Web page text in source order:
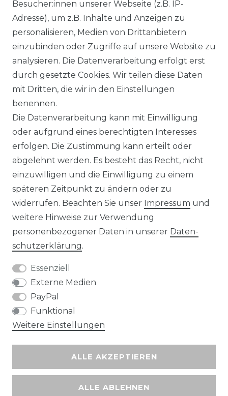
WIDERRUFSRECHT
IMPRESSUM
KONTAKT
Unsere Zahlungsmöglichkeiten
Wir versenden mit
Besucher:innen unserer Webseite (z.B. IP-
Adresse), um z.B. Inhalte und Anzeigen zu
personalisieren, Medien von Drittanbietern
einzubinden oder Zugriffe auf unsere Website zu
analysieren. Die Datenverarbeitung erfolgt erst
durch gesetzte Cookies. Wir teilen diese Daten
mit Dritten, die wir in den Einstellungen
benennen.
Die Datenverarbeitung kann mit Einwilligung
oder aufgrund eines berechtigten Interesses
erfolgen. Die Zustimmung kann erteilt oder
abgelehnt werden. Es besteht das Recht, nicht
einzuwilligen und die Einwilligung zu einem
späteren Zeitpunkt zu ändern oder zu
widerrufen. Beachten Sie unser Impressum und
weitere Hinweise zur Verwendung
personenbezogener Daten in unserer Daten­
schutz­erklärung.
Essenziell
Externe Medien
PayPal
Funktional
Weitere Einstellungen
ALLE AKZEPTIEREN
ALLE ABLEHNEN